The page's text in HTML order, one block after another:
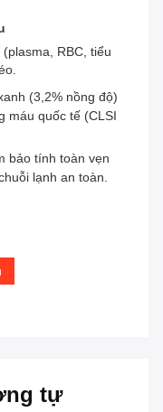
RBC, tiểu
(3,2% nồng độ)
máu quốc tế (CLSI
bảo tính toàn vẹn
lạnh an toàn.
tự